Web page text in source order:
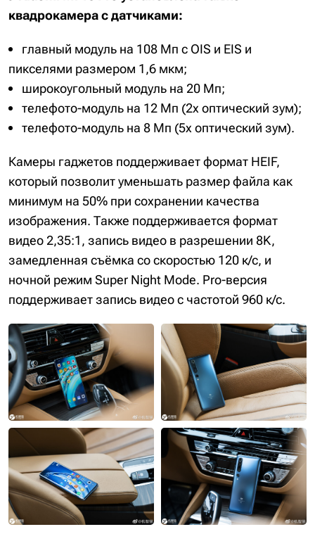
квадрокамера с датчиками:
главный модуль на 108 Мп с OIS и EIS и
пикселями размером 1,6 мкм;
широкоугольный модуль на 20 Мп;
телефото-модуль на 12 Мп (2х оптический зум);
телефото-модуль на 8 Мп (5х оптический зум).
Камеры гаджетов поддерживает формат HEIF,
который позволит уменьшать размер файла как
минимум на 50% при сохранении качества
изображения. Также поддерживается формат
видео 2,35:1, запись видео в разрешении 8K,
замедленная съёмка со скоростью 120 к/с, и
ночной режим Super Night Mode. Pro-версия
поддерживает запись видео с частотой 960 к/с.